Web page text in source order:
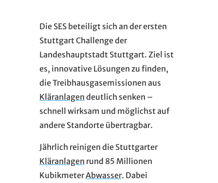
Die SES beteiligt sich an der ersten
Stuttgart Challenge der
Landeshauptstadt Stuttgart. Ziel ist
es, innovative Lösungen zu finden,
die Treibhausgasemissionen aus
Kläranlagen deutlich senken –
schnell wirksam und möglichst auf
andere Standorte übertragbar.
Jährlich reinigen die Stuttgarter
Kläranlagen rund 85 Millionen
KubikmeterAbwasser. Dabei